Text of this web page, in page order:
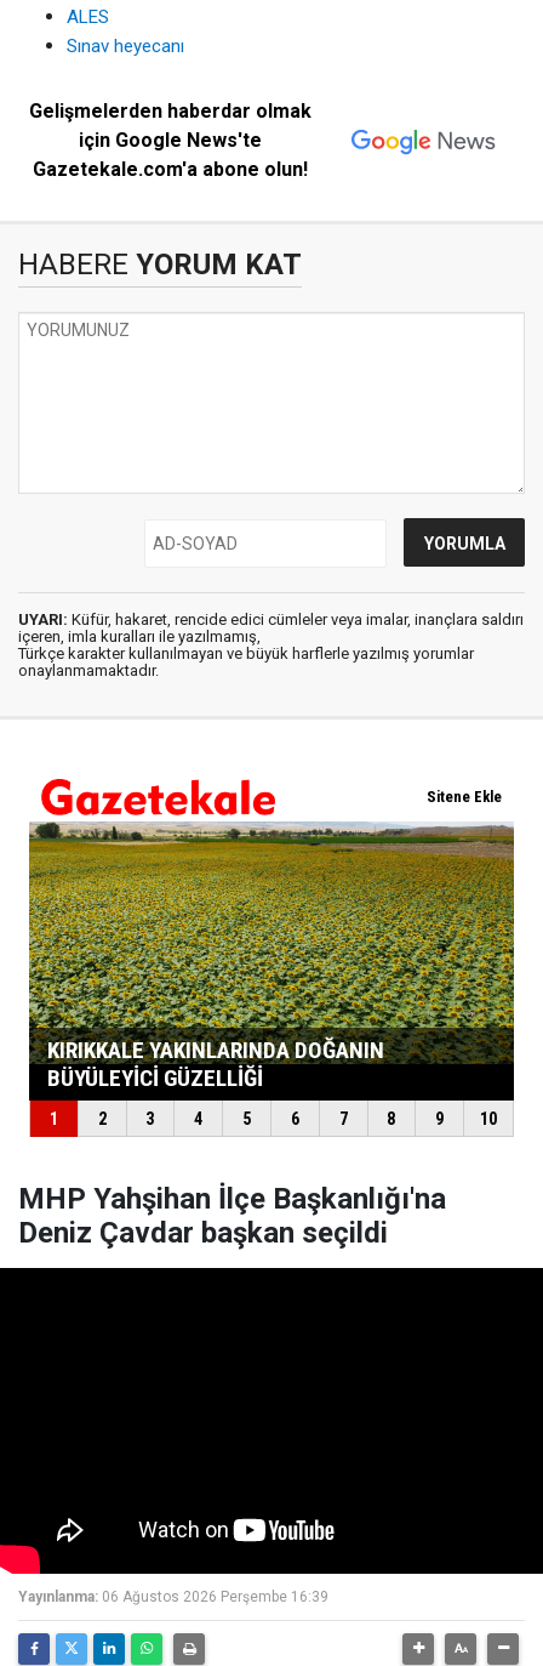
ALES
Sınav heyecanı
Gelişmelerden haberdar olmak
için Google News'te
Gazetekale.com'a abone olun!
HABERE YORUM KAT
UYARI: Küfür, hakaret, rencide edici cümleler veya imalar, inançlara saldırı
içeren, imla kuralları ile yazılmamış,
Türkçe karakter kullanılmayan ve büyük harflerle yazılmış yorumlar
onaylanmamaktadır.
MHP Yahşihan İlçe Başkanlığı'na
Deniz Çavdar başkan seçildi
Yayınlanma: 06 Ağustos 2026 Perşembe 16:39